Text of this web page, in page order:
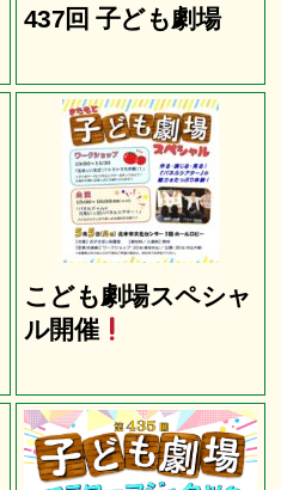
437回 子ども劇場
こども劇場スペシャ
ル開催